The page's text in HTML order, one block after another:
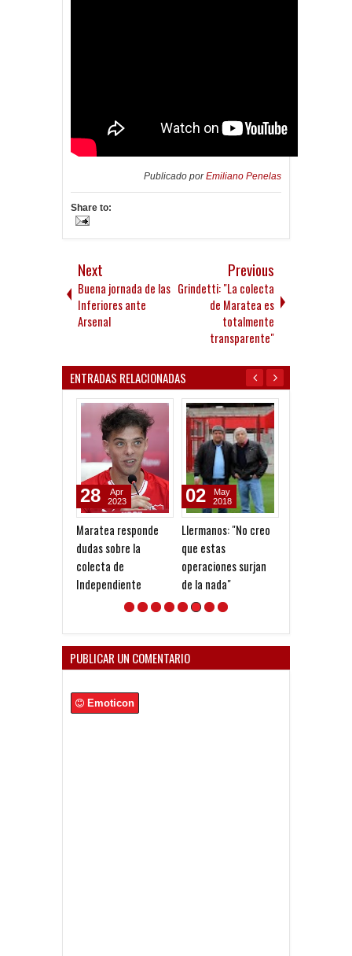
Publicado porEmiliano Penelas
Share to:
Next
Buena jornada de las
Inferiores ante
Arsenal
Previous
Grindetti: "La colecta
de Maratea es
totalmente
transparente"
ENTRADAS RELACIONADAS
Maratea responde
dudas sobre la
colecta de
Independiente
28
Apr
2023
Llermanos: "No creo
que estas
operaciones surjan
de la nada"
02
May
2018
PUBLICAR UN COMENTARIO
Emoticon